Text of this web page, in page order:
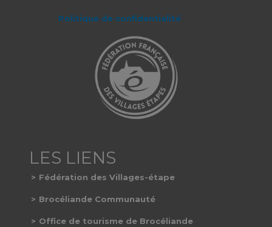
Politique de confidentialité
Fédération des Villages-étape
Brocéliande Communauté
Office de tourisme de Brocéliande